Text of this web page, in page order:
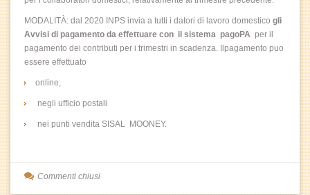
MODALITÀ: dal 2020 INPS invia a tutti i datori di lavoro domestico gli
Avvisi di pagamento da effettuare con il sistema pagoPA per il
pagamento dei contributi per i trimestri in scadenza. Ilpagamento puo
essere effettuato
online,
negli ufficio postali
nei punti vendita SISAL MOONEY.
Commenti chiusi